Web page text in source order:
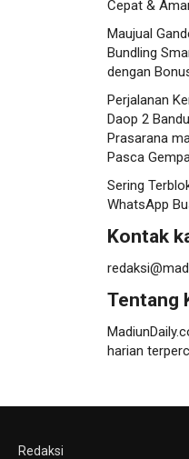
Cepat &
Maujual
Bundling
dengan
Perjalanan
Daop 2
Prasarana
Pasca
Sering
WhatsApp
Kontak
Tentang
harian
Redaksi